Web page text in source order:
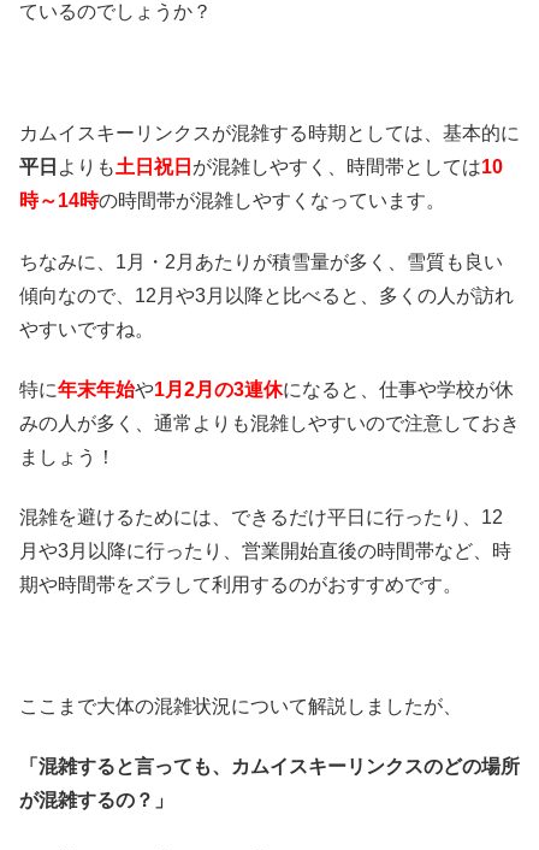
ているのでしょうか？
カムイスキーリンクスが混雑する時期としては、基本的に
平日 よりも土日祝日 が混雑しやすく、時間帯としては10
時～14時の時間帯が混雑しやすくなっています。
ちなみに、1月・2月あたりが積雪量が多く、雪質も良い
傾向なので、12月や3月以降と比べると、多くの人が訪れ
やすいですね。
特に年末年始や1月2月の3連休になると、仕事や学校が休
みの人が多く、通常よりも混雑しやすいので注意しておき
ましょう！
混雑を避けるためには、できるだけ平日に行ったり、12
月や3月以降に行ったり、営業開始直後の時間帯など、時
期や時間帯をズラして利用するのがおすすめです。
ここまで大体の混雑状況について解説しましたが、
「混雑すると言っても、カムイスキーリンクスのどの場所
が混雑するの？」